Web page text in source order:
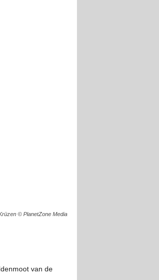
© PlanetZone Media
van de